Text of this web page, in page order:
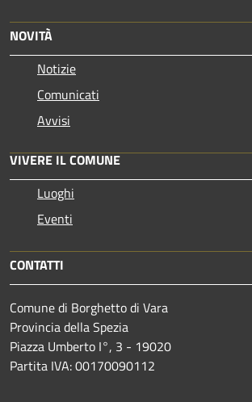
NOVITÀ
Notizie
Comunicati
Avvisi
VIVERE IL COMUNE
Luoghi
Eventi
CONTATTI
Comune di Borghetto di Vara
Provincia della Spezia
Piazza Umberto I°, 3 - 19020
Partita IVA: 00170090112